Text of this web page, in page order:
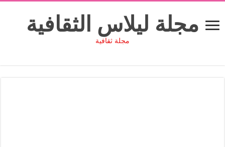
مجلة ليلاس الثقافية
مجلة ثقافية